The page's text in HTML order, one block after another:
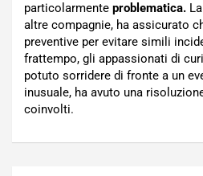
particolarmente problematica.
altre compagnie, ha assicurato
preventive per evitare simili
frattempo, gli appassionati di
potuto sorridere di fronte a un
inusuale, ha avuto una
coinvolti.